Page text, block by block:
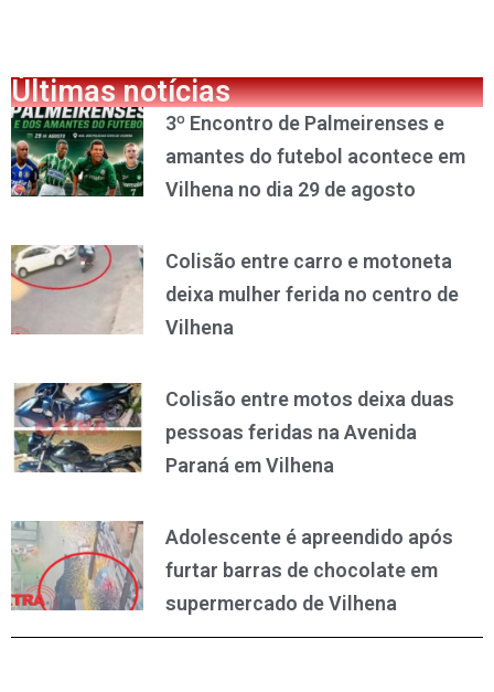
Últimas notícias
3º Encontro de Palmeirenses e
amantes do futebol acontece em
Vilhena no dia 29 de agosto
Colisão entre carro e motoneta
deixa mulher ferida no centro de
Vilhena
Colisão entre motos deixa duas
pessoas feridas na Avenida
Paraná em Vilhena
Adolescente é apreendido após
furtar barras de chocolate em
supermercado de Vilhena